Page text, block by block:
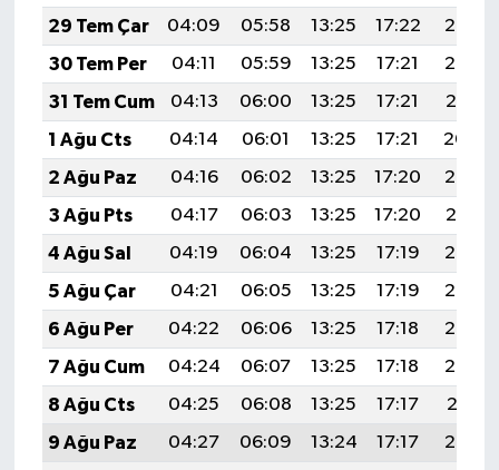
29 Tem Çar
04:09 05:58 13:25 17:22
20:43
30 Tem Per
04:11 05:59 13:25 17:21
20:42
31 Tem Cum
04:13 06:00 13:25 17:21
20:41
1 Ağu Cts
04:14 06:01 13:25 17:21
20:40
2 Ağu Paz
04:16 06:02 13:25 17:20
20:39
3 Ağu Pts
04:17 06:03 13:25 17:20
20:37
4 Ağu Sal
04:19 06:04 13:25 17:19
20:36
5 Ağu Çar
04:21 06:05 13:25 17:19
20:35
6 Ağu Per
04:22 06:06 13:25 17:18
20:34
7 Ağu Cum
04:24 06:07 13:25 17:18
20:33
8 Ağu Cts
04:25 06:08 13:25 17:17
20:31
9 Ağu Paz
04:27 06:09 13:24 17:17
20:30